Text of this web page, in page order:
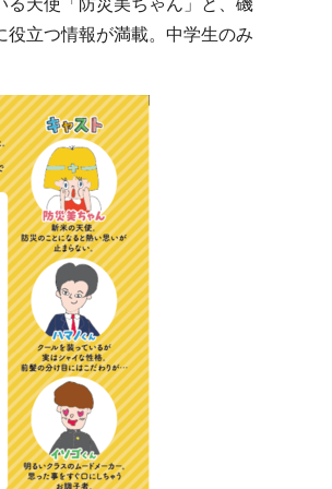
る天使「防災美ちゃん」と、磯
立つ情報が満載。中学生のみ